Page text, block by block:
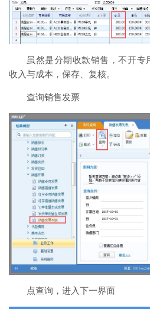
虽然是分期收款销售，不开专
收入与成本，保存、复核。
查询销售发票
点查询，进入下一界面